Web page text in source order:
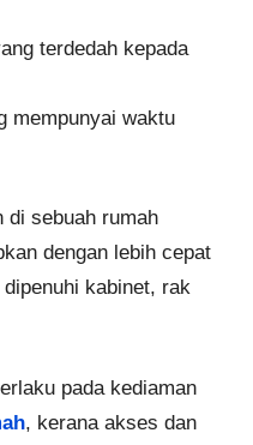
terdedah kepada
mempunyai waktu
di sebuah rumah
dengan lebih cepat
kabinet, rak
pada kediaman
, kerana akses dan